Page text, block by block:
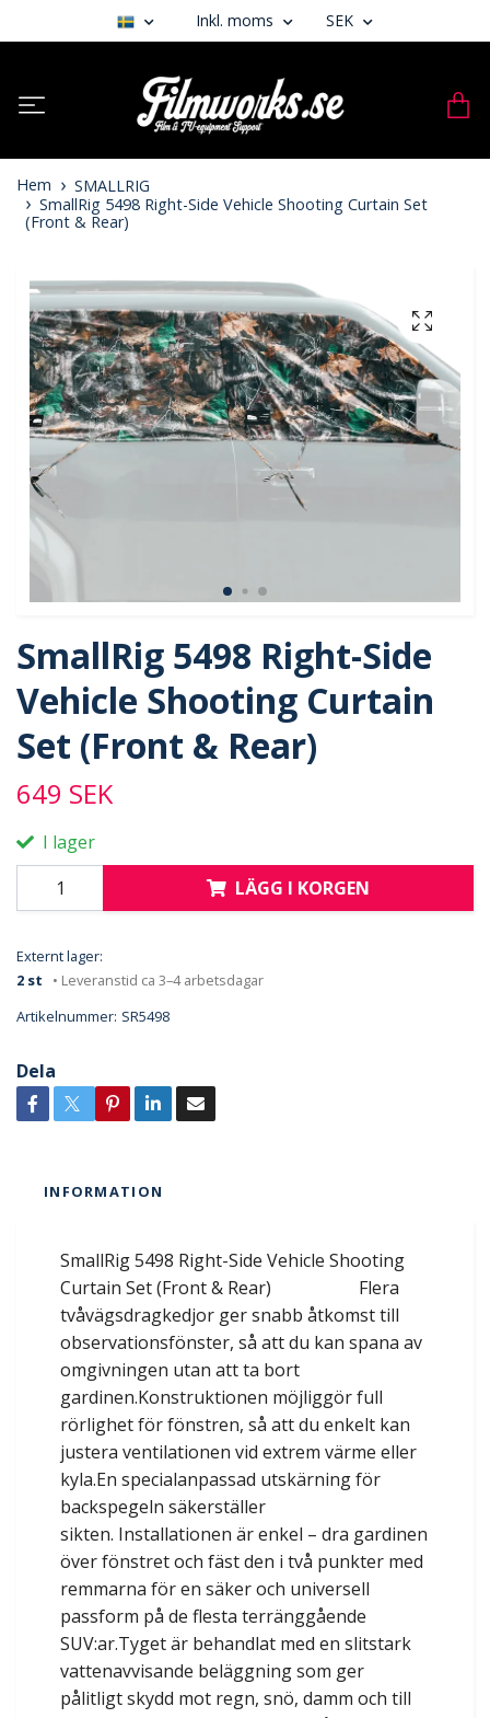
Inkl. moms SEK
Hem
SMALLRIG
SmallRig 5498 Right-Side Vehicle Shooting Curtain Set
(Front & Rear)
SmallRig 5498 Right-Side
Vehicle Shooting Curtain
Set (Front & Rear)
649 SEK
I lager
LÄGG I KORGEN
Externt lager:
2 st
• Leveranstid ca 3–4 arbetsdagar
Artikelnummer: SR5498
Dela
INFORMATION
SmallRig 5498 Right-Side Vehicle Shooting
Curtain Set (Front & Rear) Flera
tvåvägsdragkedjor ger snabb åtkomst till
observationsfönster, så att du kan spana av
omgivningen utan att ta bort
gardinen.Konstruktionen möjliggör full
rörlighet för fönstren, så att du enkelt kan
justera ventilationen vid extrem värme eller
kyla.En specialanpassad utskärning för
backspegeln säkerställer
sikten. Installationen är enkel – dra gardinen
över fönstret och fäst den i två punkter med
remmarna för en säker och universell
passform på de flesta terränggående
SUV:ar.Tyget är behandlat med en slitstark
vattenavvisande beläggning som ger
pålitligt skydd mot regn, snö, damm och till